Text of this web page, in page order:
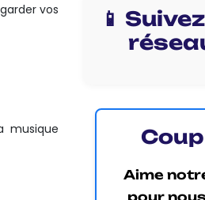
vos
musique
📱
Aime
pour